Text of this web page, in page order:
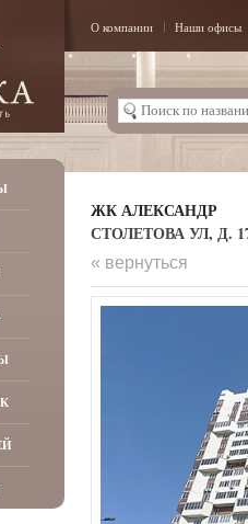
О компании Наши офисы
ЖК АЛЕКСАНДР
СТОЛЕТОВА УЛ, Д.
« вернуться